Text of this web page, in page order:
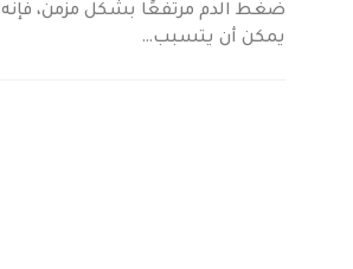
ضغط الدم مرتفعًا بشكل مزمن، فإنه
يمكن أن يتسبب…